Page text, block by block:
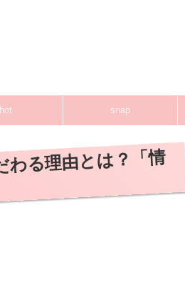
hot snap
る理由とは？「情